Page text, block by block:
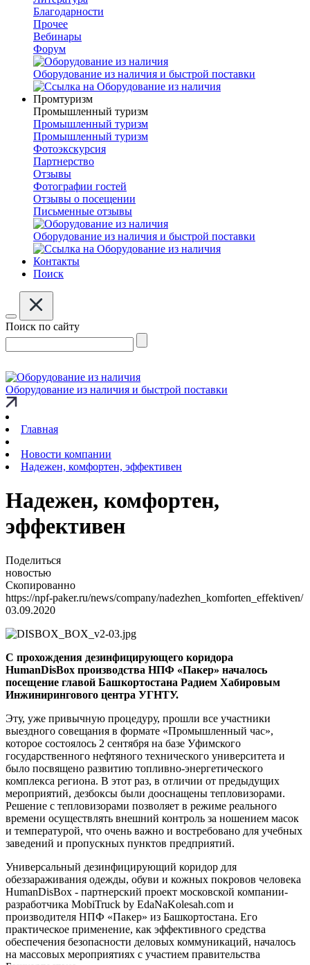
Благодарности
Прочее
Вебинары
Форум
Оборудование из наличия и быстрой поставки
Промтуризм
Промышленный туризм
Промышленный туризм
Промышленный туризм
Фотоэкскурсия
Партнерство
Отзывы
Фотографии гостей
Отзывы о посещении
Письменные отзывы
Оборудование из наличия и быстрой поставки
Контакты
Поиск
Поиск по сайту
Оборудование из наличия и быстрой поставки
Главная
Новости компании
Надежен, комфортен, эффективен
Надежен, комфортен,
эффективен
Поделиться
новостью
Скопированно
https://npf-paker.ru/news/company/nadezhen_komforten_effektiven/
03.09.2020
С прохождения дезинфицирующего коридора
HumanDisBox производства НПФ «Пакер» началось
посещение главой Башкортостана Радием Хабировым
Инжинирингового центра УГНТУ.
Эту, уже привычную процедуру, прошли все участники
выездного совещания в формате «Промышленный час»,
которое состоялось 2 сентября на базе Уфимского
государственного нефтяного технического университета и
было посвящено развитию топливно-энергетического
комплекса региона. В этот раз, в отличии от предыдущих
мероприятий, дезбоксы были дооснащены тепловизорами.
Решение с тепловизорами позволяет в режиме реального
времени осуществлять внешний контроль за ношением масок
и температурой, что очень важно и востребовано для учебных
заведений и пропускных пунктов предприятий.
Универсальный дезинфицирующий коридор для
обеззараживания одежды, обуви и кожных покровов человека
HumanDisBox - партнерский проект московской компании-
разработчика MobiTruck by EdaNaKolesah.com и
производителя НПФ «Пакер» из Башкортостана. Его
практическое применение, как эффективного средства
обеспечения безопасности деловых коммуникаций, началось
на массовых мероприятиях с участием правительства